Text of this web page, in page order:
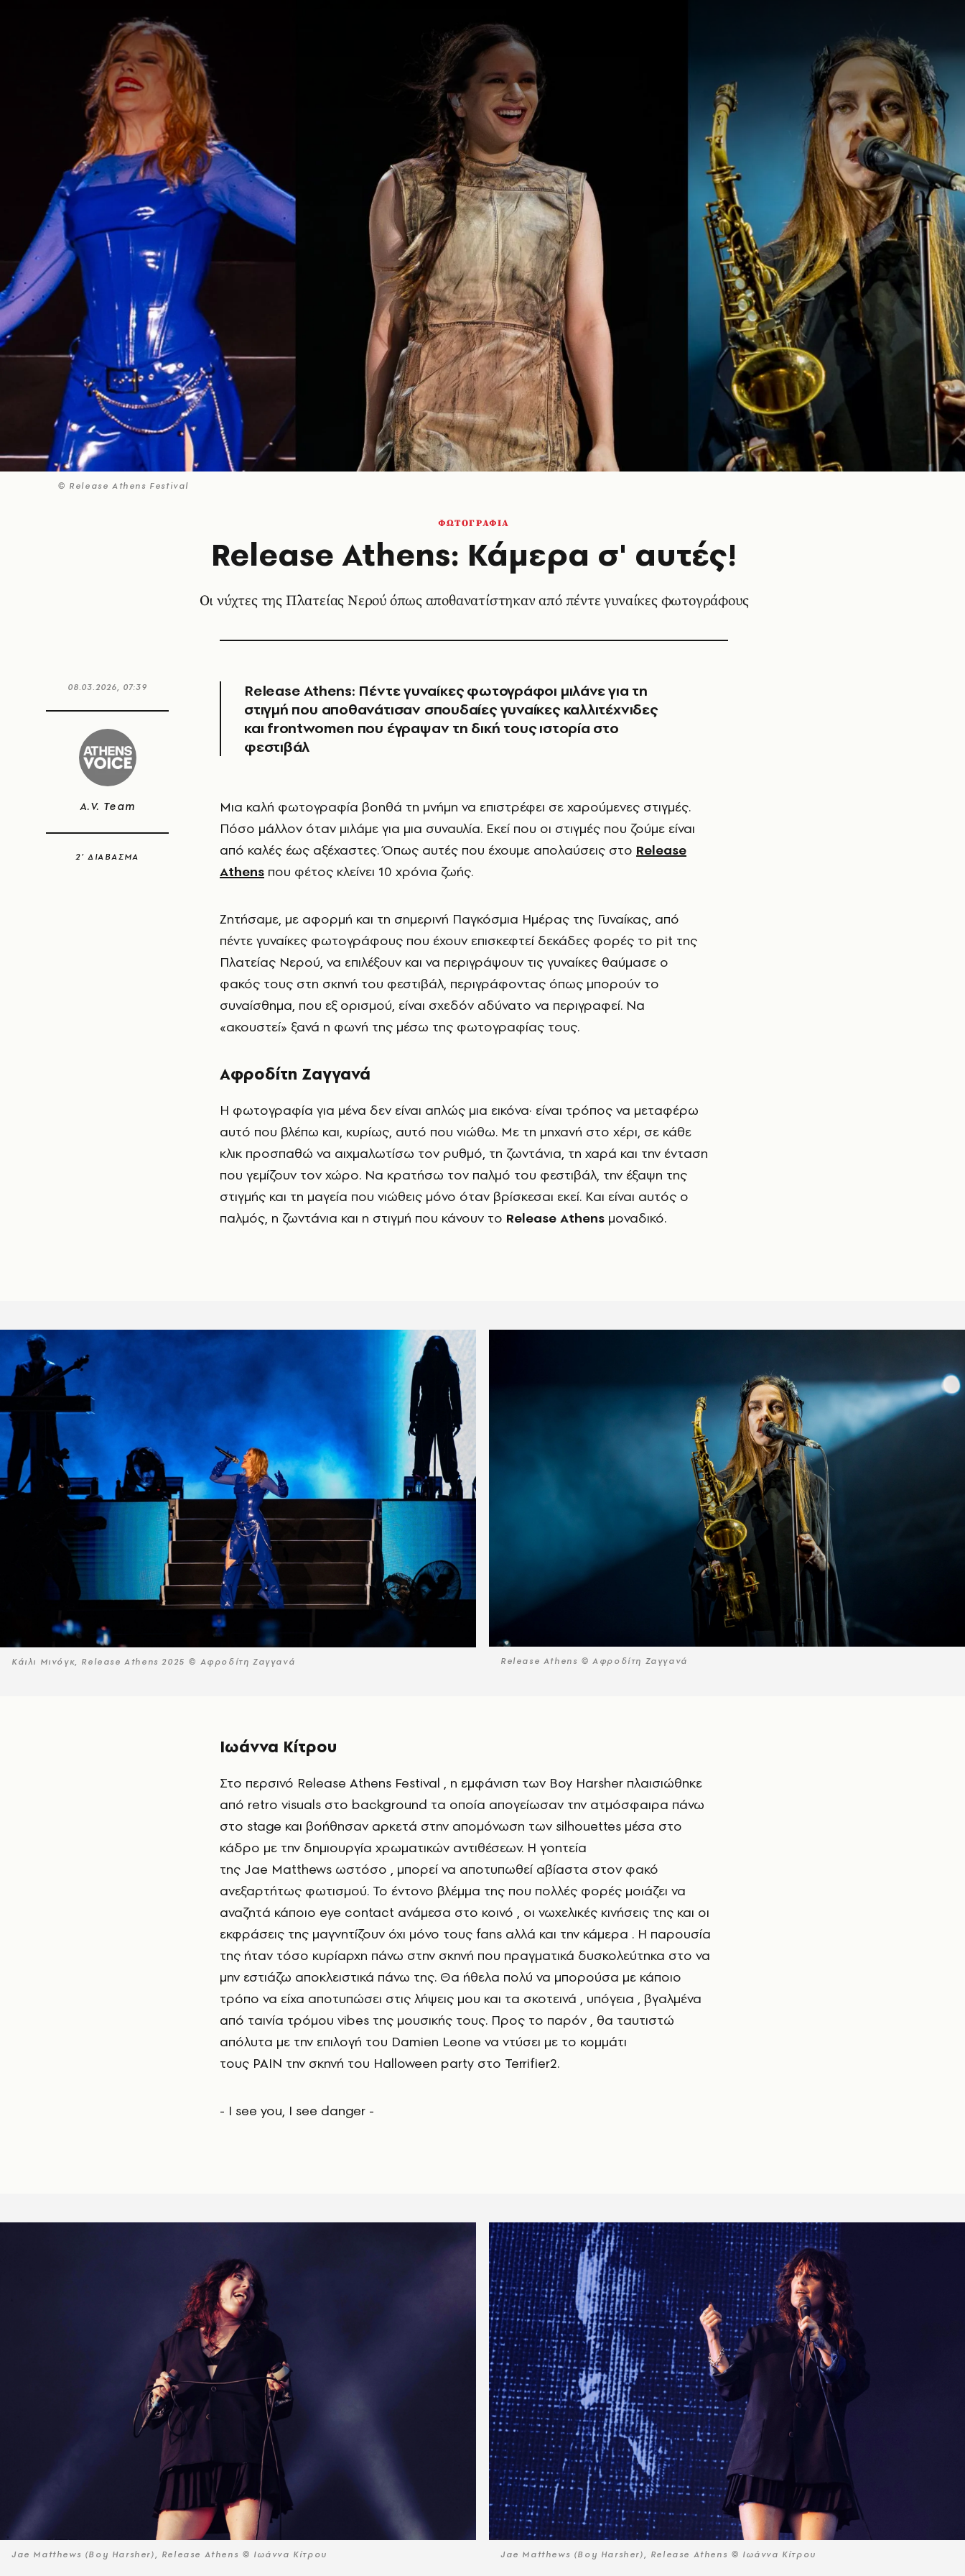
© Release Athens Festival
ΦΩΤΟΓΡΑΦΙΑ
Release Athens: Κάμερα σ' αυτές!
Οι νύχτες της Πλατείας Νερού όπως αποθανατίστηκαν από πέντε γυναίκες φωτογράφους
08.03.2026, 07:39
A.V. Team
2’ ΔΙΑΒΑΣΜΑ
Release Athens: Πέντε γυναίκες φωτογράφοι μιλάνε για τη
στιγμή που αποθανάτισαν σπουδαίες γυναίκες καλλιτέχνιδες
και frontwomen που έγραψαν τη δική τους ιστορία στο
φεστιβάλ
Μια καλή φωτογραφία βοηθά τη μνήμη να επιστρέφει σε χαρούμενες στιγμές.
Πόσο μάλλον όταν μιλάμε για μια συναυλία. Εκεί που οι στιγμές που ζούμε είναι
από καλές έως αξέχαστες. Όπως αυτές που έχουμε απολαύσεις στο Release
Athens που φέτος κλείνει 10 χρόνια ζωής.
Ζητήσαμε, με αφορμή και τη σημερινή Παγκόσμια Ημέρας της Γυναίκας, από
πέντε γυναίκες φωτογράφους που έχουν επισκεφτεί δεκάδες φορές το pit της
Πλατείας Νερού, να επιλέξουν και να περιγράψουν τις γυναίκες θαύμασε ο
φακός τους στη σκηνή του φεστιβάλ, περιγράφοντας όπως μπορούν το
συναίσθημα, που εξ ορισμού, είναι σχεδόν αδύνατο να περιγραφεί. Να
«ακουστεί» ξανά η φωνή της μέσω της φωτογραφίας τους.
Αφροδίτη Ζαγγανά
Η φωτογραφία για μένα δεν είναι απλώς μια εικόνα· είναι τρόπος να μεταφέρω
αυτό που βλέπω και, κυρίως, αυτό που νιώθω. Με τη μηχανή στο χέρι, σε κάθε
κλικ προσπαθώ να αιχμαλωτίσω τον ρυθμό, τη ζωντάνια, τη χαρά και την ένταση
που γεμίζουν τον χώρο. Να κρατήσω τον παλμό του φεστιβάλ, την έξαψη της
στιγμής και τη μαγεία που νιώθεις μόνο όταν βρίσκεσαι εκεί. Και είναι αυτός ο
παλμός, η ζωντάνια και η στιγμή που κάνουν το Release Athens μοναδικό.
Κάιλι Μινόγκ, Release Athens 2025 © Αφροδίτη Ζαγγανά Release Athens © Αφροδίτη Ζαγγανά
Ιωάννα Κίτρου
Στο περσινό Release Athens Festival , η εμφάνιση των Boy Harsher πλαισιώθηκε
από retro visuals στο background τα οποία απογείωσαν την ατμόσφαιρα πάνω
στο stage και βοήθησαν αρκετά στην απομόνωση των silhouettes μέσα στο
κάδρο με την δημιουργία χρωματικών αντιθέσεων. Η γοητεία
της Jae Matthews ωστόσο , μπορεί να αποτυπωθεί αβίαστα στον φακό
ανεξαρτήτως φωτισμού. Το έντονο βλέμμα της που πολλές φορές μοιάζει να
αναζητά κάποιο eye contact ανάμεσα στο κοινό , οι νωχελικές κινήσεις της και οι
εκφράσεις της μαγνητίζουν όχι μόνο τους fans αλλά και την κάμερα . Η παρουσία
της ήταν τόσο κυρίαρχη πάνω στην σκηνή που πραγματικά δυσκολεύτηκα στο να
μην εστιάζω αποκλειστικά πάνω της. Θα ήθελα πολύ να μπορούσα με κάποιο
τρόπο να είχα αποτυπώσει στις λήψεις μου και τα σκοτεινά , υπόγεια , βγαλμένα
από ταινία τρόμου vibes της μουσικής τους. Προς το παρόν , θα ταυτιστώ
απόλυτα με την επιλογή του Damien Leone να ντύσει με το κομμάτι
τους PAIN την σκηνή του Halloween party στο Terrifier2.
- I see you, I see danger -
Jae Matthews (Boy Harsher), Release Athens © Ιωάννα Κίτρου Jae Matthews (Boy Harsher), Release Athens © Ιωάννα Κίτρου